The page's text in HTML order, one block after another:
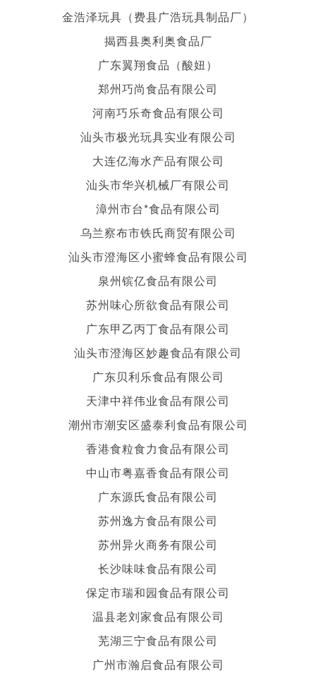
金浩泽玩具（费县广浩玩具制品厂）
揭西县奥利奥食品厂
广东翼翔食品（酸妞）
郑州巧尚食品有限公司
河南巧乐奇食品有限公司
汕头市极光玩具实业有限公司
大连亿海水产品有限公司
汕头市华兴机械厂有限公司
漳州市台*食品有限公司
乌兰察布市铁氏商贸有限公司
汕头市澄海区小蜜蜂食品有限公司
泉州镔亿食品有限公司
苏州味心所欲食品有限公司
广东甲乙丙丁食品有限公司
汕头市澄海区妙趣食品有限公司
广东贝利乐食品有限公司
天津中祥伟业食品有限公司
潮州市潮安区盛泰利食品有限公司
香港食粒食力食品有限公司
中山市粤嘉香食品有限公司
广东源氏食品有限公司
苏州逸方食品有限公司
苏州异火商务有限公司
长沙味味食品有限公司
保定市瑞和园食品有限公司
温县老刘家食品有限公司
芜湖三宁食品有限公司
广州市瀚启食品有限公司